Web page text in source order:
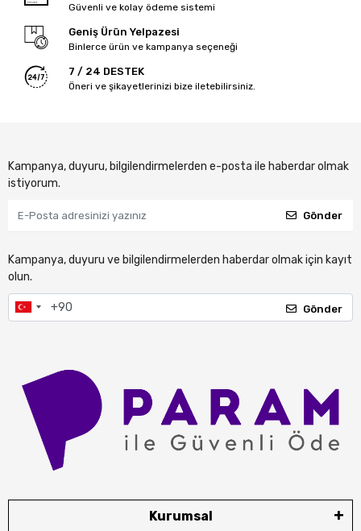
Güvenli ve kolay ödeme sistemi
Geniş Ürün Yelpazesi
Binlerce ürün ve kampanya seçeneği
7 / 24 DESTEK
Öneri ve şikayetlerinizi bize iletebilirsiniz.
Kampanya, duyuru, bilgilendirmelerden e-posta ile haberdar olmak
istiyorum.
Gönder
Kampanya, duyuru ve bilgilendirmelerden haberdar olmak için kayıt
olun.
Gönder
Kurumsal